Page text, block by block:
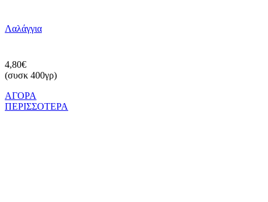
Λαλάγγια
4,80€
(συσκ 400γρ)
ΑΓΟΡΑ
ΠΕΡΙΣΣΟΤΕΡΑ